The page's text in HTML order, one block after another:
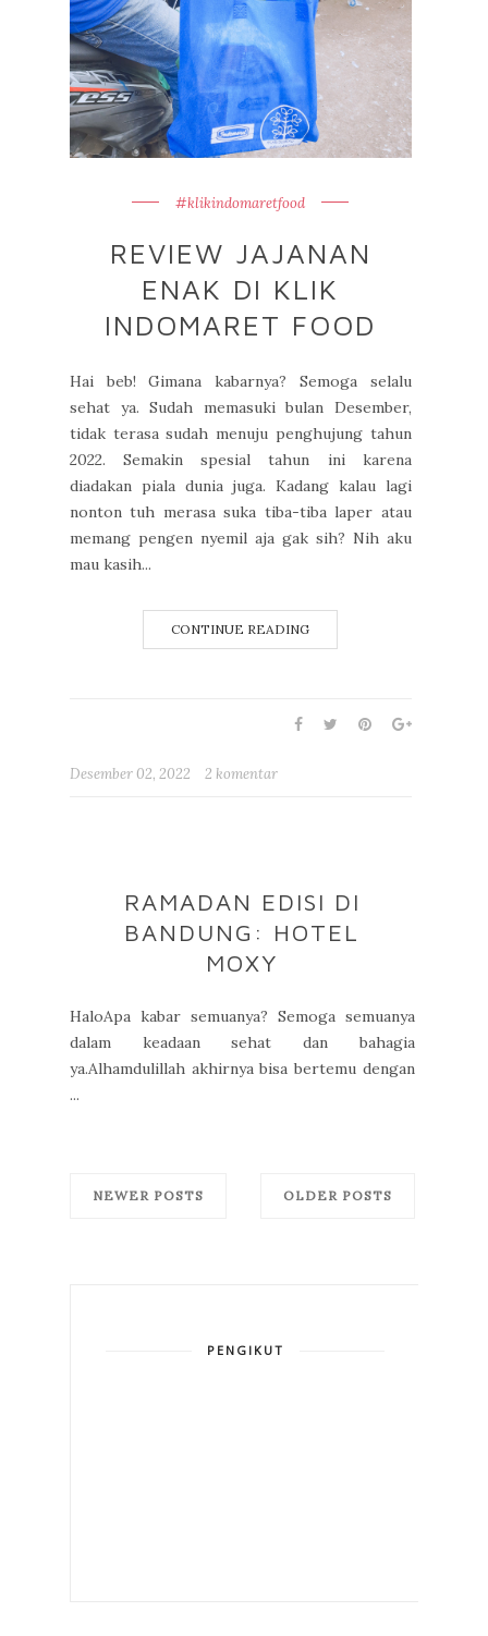
#klikindomaretfood
REVIEW JAJANAN
ENAK DI KLIK
INDOMARET FOOD
Hai beb! Gimana kabarnya? Semoga selalu
sehat ya. Sudah memasuki bulan Desember,
tidak terasa sudah menuju penghujung tahun
2022. Semakin spesial tahun ini karena
diadakan piala dunia juga. Kadang kalau lagi
nonton tuh merasa suka tiba-tiba laper atau
memang pengen nyemil aja gak sih? Nih aku
mau kasih...
CONTINUE READING
Desember 02, 2022 2 komentar
RAMADAN EDISI DI
BANDUNG: HOTEL
MOXY
HaloApa kabar semuanya? Semoga semuanya
dalam keadaan sehat dan bahagia
ya.Alhamdulillah akhirnya bisa bertemu dengan
...
NEWER POSTS OLDER POSTS
PENGIKUT